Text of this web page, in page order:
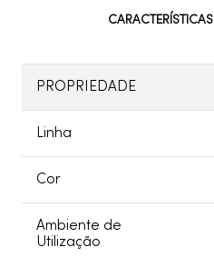
CARACTERÍSTICAS
PROPRIEDADE
Linha
Cor
Ambiente de
Utilização